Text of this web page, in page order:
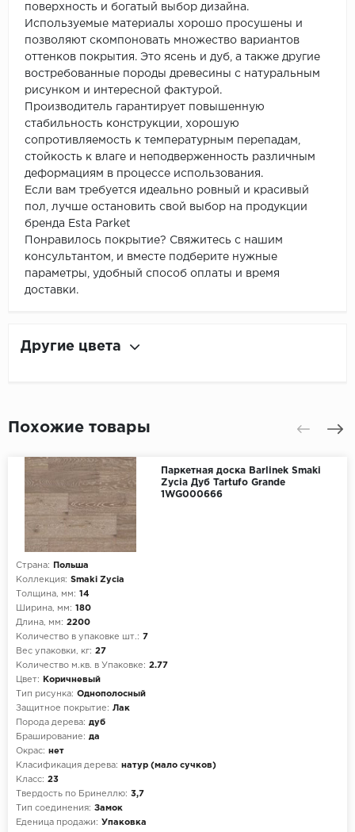
поверхность и богатый выбор дизайна.
Используемые материалы хорошо просушены и
позволяют скомпоновать множество вариантов
оттенков покрытия. Это ясень и дуб, а также другие
востребованные породы древесины с натуральным
рисунком и интересной фактурой.
Производитель гарантирует повышенную
стабильность конструкции, хорошую
сопротивляемость к температурным перепадам,
стойкость к влаге и неподверженность различным
деформациям в процессе использования.
Если вам требуется идеально ровный и красивый
пол, лучше остановить свой выбор на продукции
бренда Esta Parket
Понравилось покрытие? Свяжитесь с нашим
консультантом, и вместе подберите нужные
параметры, удобный способ оплаты и время
доставки.
Другие цвета
Похожие товары
Паркетная доска Barlinek Smaki
Zycia Дуб Tartufo Grande
1WG000666
Страна:
Польша
Коллекция: Smaki Zycia
Толщина, мм: 14
Ширина, мм: 180
Длина, мм: 2200
Количество в упаковке шт.: 7
Вес упаковки, кг: 27
Количество м.кв. в Упаковке: 2.77
Цвет:
Коричневый
Тип рисунка: Однополосный
Защитное покрытие: Лак
Порода дерева: дуб
Браширование: да
Окрас: нет
Класификация дерева: натур (мало сучков)
Класс: 23
Твердость по Бринеллю: 3,7
Тип соединения: Замок
Еденица продажи: Упаковка